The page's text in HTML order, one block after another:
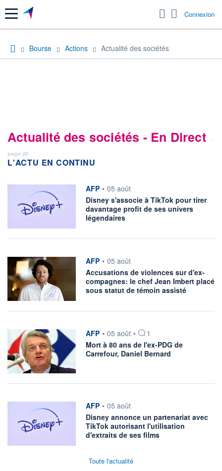
Menu Connexion
Bourse Actions Actualité des sociétés
Actualité des sociétés - En Direct
-
page 20
L'ACTU EN CONTINU
information fournie par
AFP • 05 août
Disney s'associe à TikTok pour tirer
davantage profit de ses univers
légendaires
information fournie par
AFP • 05 août
Accusations de violences sur d'ex-
compagnes: le chef Jean Imbert placé
sous statut de témoin assisté
information fournie par
AFP • 05 août •
1
Mort à 80 ans de l'ex-PDG de
Carrefour, Daniel Bernard
information fournie par
AFP • 05 août
Disney annonce un partenariat avec
TikTok autorisant l'utilisation
d'extraits de ses films
Toute l'actualité